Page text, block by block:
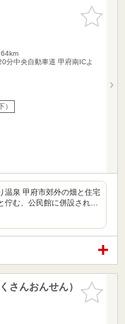
お気に入
りに追加
分中央自動車道 甲府南ICよ
）
温泉 甲府市郊外の畑と住宅
佇む、公民館に併設され…
お気に入
りに追加
さんおんせん）